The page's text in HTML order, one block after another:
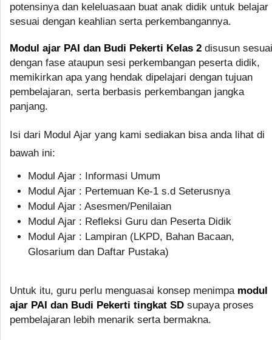
potensinya dan keleluasaan buat anak didik untuk belajar
sesuai dengan keahlian serta perkembangannya.
Modul ajar PAI dan Budi Pekerti Kelas 2 disusun sesuai
dengan fase ataupun sesi perkembangan peserta didik,
memikirkan apa yang hendak dipelajari dengan tujuan
pembelajaran, serta berbasis perkembangan jangka
panjang.
Isi dari Modul Ajar yang kami sediakan bisa anda lihat di
bawah ini:
Modul Ajar : Informasi Umum
Modul Ajar : Pertemuan Ke-1 s.d Seterusnya
Modul Ajar : Asesmen/Penilaian
Modul Ajar : Refleksi Guru dan Peserta Didik
Modul Ajar : Lampiran (LKPD, Bahan Bacaan,
Glosarium dan Daftar Pustaka)
Untuk itu, guru perlu menguasai konsep menimpa modul
ajar PAI dan Budi Pekerti tingkat SD supaya proses
pembelajaran lebih menarik serta bermakna.